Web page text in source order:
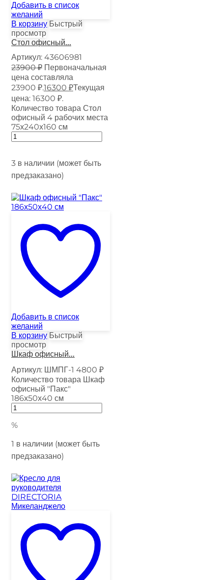
Добавить в список
желаний
В корзину Быстрый
просмотр
Стол офисный...
Артикул: 43606981
23900₽ Первоначальная
цена составляла
23900 ₽.16300 ₽Текущая
цена: 16300 ₽.
Количество товара Стол
офисный 4 рабочих места
75х240х160 см
3 в наличии (может быть
предзаказано)
Добавить в список
желаний
В корзину Быстрый
просмотр
Шкаф офисный...
Артикул: ШМПГ-1 4800 ₽
Количество товара Шкаф
офисный "Пакс"
186х50х40 см
%
1 в наличии (может быть
предзаказано)